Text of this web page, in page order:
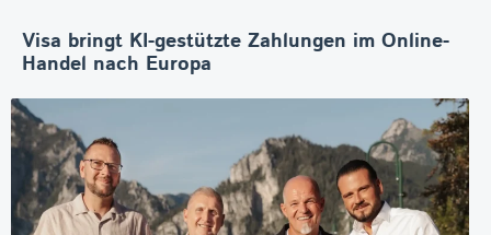
Visa bringt KI-gestützte Zahlungen im Online-
Handel nach Europa